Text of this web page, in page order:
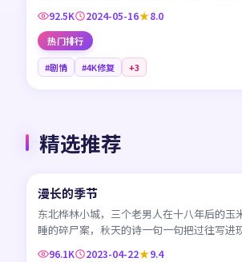
92.5K 2024-05-16 8.0
热门排行
#剧情 #4K修复 +3
精选推荐
CN
漫长的季节
东北桦林小城，三个老男人在十八年后的玉
睡的碎尸案，秋天的诗一句一句把过往写进
96.1K 2023-04-22 9.4